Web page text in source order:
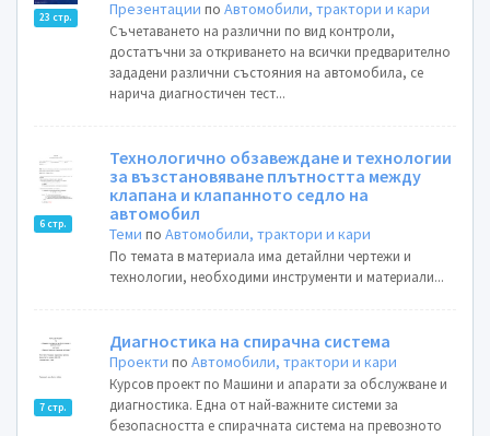
23 стр. Презентации поАвтомобили, трактори и кари
Съчетаването на различни по вид контроли,
достатъчни за откриването на всички предварително
зададени различни състояния на автомобила, се
нарича диагностичен тест...
6 стр.
Технологично обзавеждане и технологии
за възстановяване плътността между
клапана и клапанното седло на
автомобил
Теми поАвтомобили, трактори и кари
По темата в материала има детайлни чертежи и
технологии, необходими инструменти и материали...
7 стр.
Диагностика на спирачна система
Проекти поАвтомобили, трактори и кари
Курсов проект по Машини и апарати за обслужване и
диагностика. Една от най-важните системи за
безопасността е спирачната система на превозното